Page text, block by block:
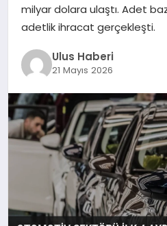
MAGAZIN
SPOR
milyar dolara ulaştı. Adet
adetlik ihracat gerçekleşti.
Ulus Haberi
21 Mayıs 2026